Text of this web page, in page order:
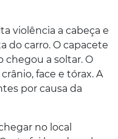
violência a cabeça e
do carro. O capacete
chegou a soltar. O
face e tórax. A
por causa da
no local